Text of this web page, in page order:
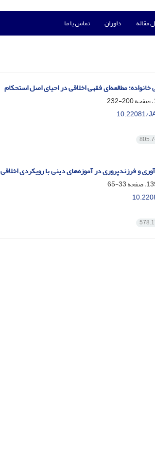
مقاله داوران تماس با ما
خانواده؛ مطالعه‌ای فقهی اخلاقی در احیای اصل استحکام
200-232
10.22081/
و فرزندپروری در آموزه‌های دینی با رویکردی اخلاقی
33-65